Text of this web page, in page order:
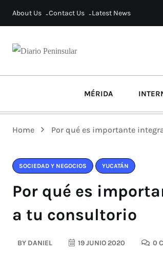
About Us Contact Us Latest News
MÉRIDA
Home Por qué es importante
SOCIEDAD Y NEGOCIOS YUCATÁN
Por qué es
a tu consultorio
BY DANIEL 19 JUNIO 2020 0